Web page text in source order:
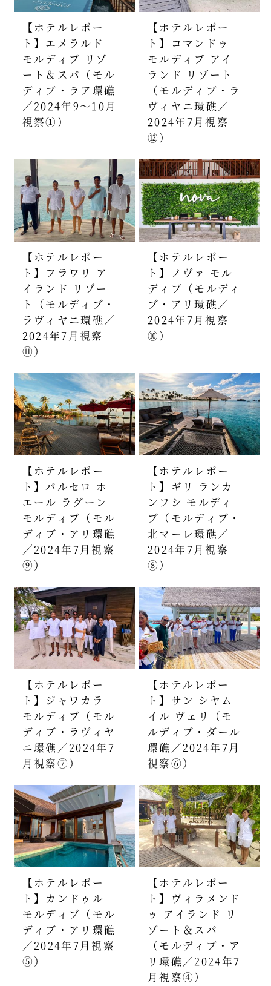
【ホテルレポー
ト】エメラルド
モルディブ リゾ
ート＆スパ（モル
ディブ・ラア環礁
／2024年9～10月
視察①）
【ホテルレポー
ト】コマンドゥ
モルディブ アイ
ランド リゾート
（モルディブ・ラ
ヴィヤニ環礁／
2024年7月視察
⑫）
【ホテルレポー
ト】フラワリ ア
イランド リゾー
ト（モルディブ・
ラヴィヤニ環礁／
2024年7月視察
⑪）
【ホテルレポー
ト】ノヴァ モル
ディブ（モルディ
ブ・アリ環礁／
2024年7月視察
⑩）
【ホテルレポー
ト】バルセロ ホ
エール ラグーン
モルディブ（モル
ディブ・アリ環礁
／2024年7月視察
⑨）
【ホテルレポー
ト】ギリ ランカ
ンフシ モルディ
ブ（モルディブ・
北マーレ環礁／
2024年7月視察
⑧）
【ホテルレポー
ト】ジャワカラ
モルディブ（モル
ディブ・ラヴィヤ
ニ環礁／2024年7
月視察⑦）
【ホテルレポー
ト】サン シヤム
イル ヴェリ（モ
ルディブ・ダール
環礁／2024年7月
視察⑥）
【ホテルレポー
ト】カンドゥル
モルディブ（モル
ディブ・アリ環礁
／2024年7月視察
⑤）
【ホテルレポー
ト】ヴィラメンド
ゥ アイランド リ
ゾート＆スパ
（モルディブ・ア
リ環礁／2024年7
月視察④）